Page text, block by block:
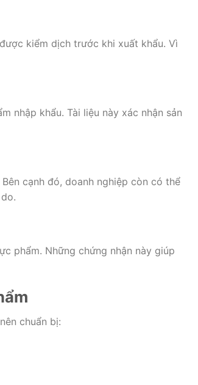
kiểm dịch trước khi xuất khẩu. Vì
nhập khẩu. Tài liệu này xác nhận sản
cạnh đó, doanh nghiệp còn có thể
phẩm. Những chứng nhận này giúp
chuẩn bị: